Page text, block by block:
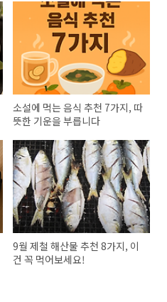
소설에 먹는 음식 추천 7가지, 따
뜻한 기운을 부릅니다
9월 제철 해산물 추천 8가지, 이
건 꼭 먹어보세요!